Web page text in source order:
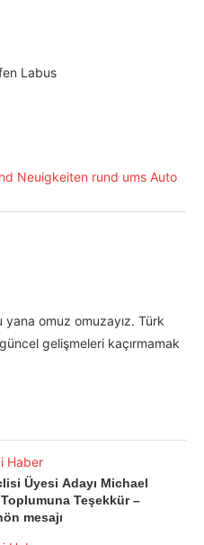
Labus
omuz omuzayız. Türk
gelişmeleri kaçırmamak
Haber
Üyesi Adayı Michael
Teşekkür –
mesajı